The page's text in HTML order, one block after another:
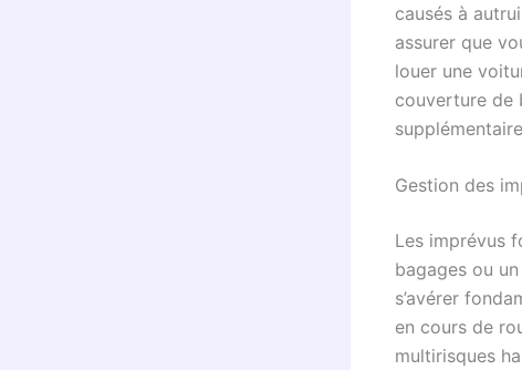
causés à
assurer que
louer une
couverture de
Gestion des
Les imprévus
bagages ou
s’avérer
en cours de
multirisques